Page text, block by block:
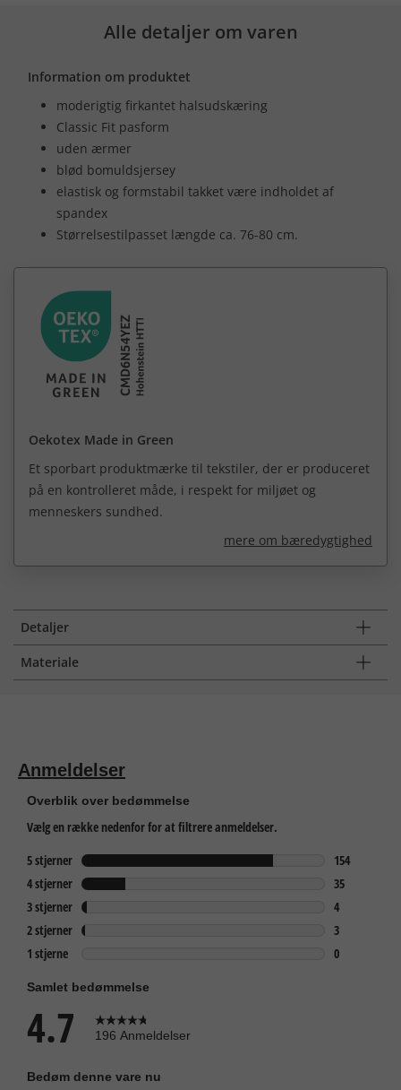
Alle detaljer om varen
Information om produktet
moderigtig firkantet halsudskæring
Classic Fit pasform
uden ærmer
blød bomuldsjersey
elastisk og formstabil takket være indholdet af
spandex
Størrelsestilpasset længde ca. 76-80 cm.
Oekotex Made in Green
Et sporbart produktmærke til tekstiler, der er produceret
på en kontrolleret måde, i respekt for miljøet og
menneskers sundhed.
mere om bæredygtighed
Detaljer
Materiale